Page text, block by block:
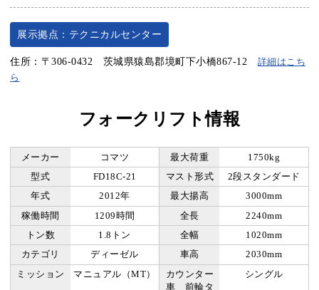
展示拠点：テクニカルセンター
住所：〒306-0432 茨城県猿島郡境町下小橋867-12 詳細はこち
ら
フォークリフト情報
メーカー コマツ 最大荷重
1750kg
型式
FD18C-21 マスト形式
2段スタンダード
年式
2012年 最大揚高
3000mm
稼働時間
1209時間 全長
2240mm
トン数
1.8トン 全幅
1020mm
カテゴリ
ディーゼル 車高
2030mm
ミッション
マニュアル（MT）
カウンター
車 前輪タ
シングル